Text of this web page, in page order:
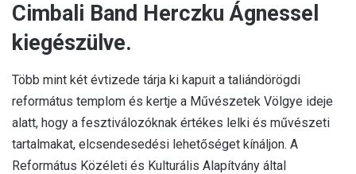
Cimbali Band Herczku Ágnessel
kiegészülve.
Több mint két évtizede tárja ki kapuit a taliándörögdi
református templom és kertje a Művészetek Völgye ideje
alatt, hogy a fesztiválozóknak értékes lelki és művészeti
tartalmakat, elcsendesedési lehetőséget kínáljon. A
Református Közéleti és Kulturális Alapítvány által